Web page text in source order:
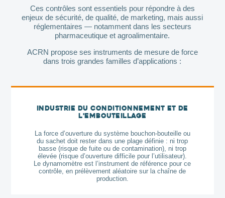
Ces contrôles sont essentiels pour répondre à des
enjeux de sécurité, de qualité, de marketing, mais aussi
réglementaires — notamment dans les secteurs
pharmaceutique et agroalimentaire.
ACRN propose ses instruments de mesure de force
dans trois grandes familles d’applications :
Industrie du conditionnement et de
l’embouteillage
La force d’ouverture du système bouchon-bouteille ou
du sachet doit rester dans une plage définie : ni trop
basse (risque de fuite ou de contamination), ni trop
élevée (risque d’ouverture difficile pour l’utilisateur).
Le dynamomètre est l’instrument de référence pour ce
contrôle, en prélèvement aléatoire sur la chaîne de
production.